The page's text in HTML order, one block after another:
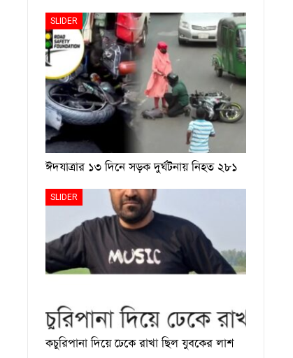
SLIDER
ঈদযাত্রার ১৩ দিনে সড়ক দুর্ঘটনায় নিহত ২৮১
SLIDER
কচুরিপানা দিয়ে ঢেকে রাখা ছিল যুবকের লাশ